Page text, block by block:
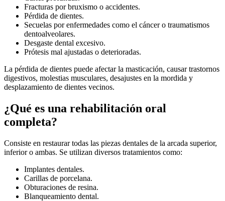
Fracturas por bruxismo o accidentes.
Pérdida de dientes.
Secuelas por enfermedades como el cáncer o traumatismos
dentoalveolares.
Desgaste dental excesivo.
Prótesis mal ajustadas o deterioradas.
La pérdida de dientes puede afectar la masticación, causar trastornos
digestivos, molestias musculares, desajustes en la mordida y
desplazamiento de dientes vecinos.
¿Qué es una rehabilitación oral
completa?
Consiste en restaurar todas las piezas dentales de la arcada superior,
inferior o ambas. Se utilizan diversos tratamientos como:
Implantes dentales.
Carillas de porcelana.
Obturaciones de resina.
Blanqueamiento dental.